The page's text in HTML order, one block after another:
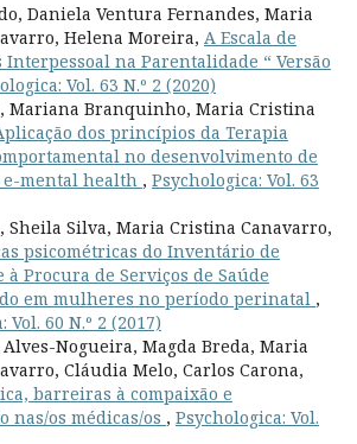
Daniela Ventura Fernandes, Maria
Helena Moreira, A Escala de
na Parentalidade “ Versão
Vol. 63 N.º 2 (2020)
Mariana Branquinho, Maria Cristina
dos princípios da Terapia
no desenvolvimento de
mental health , Psychologica: Vol. 63
Sheila Silva, Maria Cristina Canavarro,
psicométricas do Inventário de
à Procura de Serviços de Saúde
em mulheres no período perinatal ,
Vol. 60 N.º 2 (2017)
Nogueira, Magda Breda, Maria
Cláudia Melo, Carlos Carona,
barreiras à compaixão e
nas/os médicas/os , Psychologica: Vol.